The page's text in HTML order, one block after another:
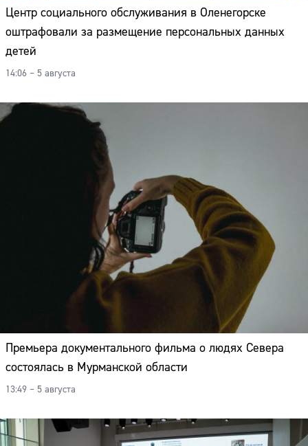
Центр социального обслуживания в Оленегорске
оштрафовали за размещение персональных данных
детей
14:06 – 5 августа
Премьера документального фильма о людях Севера
состоялась в Мурманской области
13:49 – 5 августа